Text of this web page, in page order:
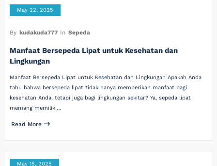
May 22, 2025
By kudakuda777 In Sepeda
Manfaat Bersepeda Lipat untuk Kesehatan dan
Lingkungan
Manfaat Bersepeda Lipat untuk Kesehatan dan Lingkungan Apakah Anda
tahu bahwa bersepeda lipat tidak hanya memberikan manfaat bagi
kesehatan Anda, tetapi juga bagi lingkungan sekitar? Ya, sepeda lipat
memang memiliki…
Read More
May 15, 2025